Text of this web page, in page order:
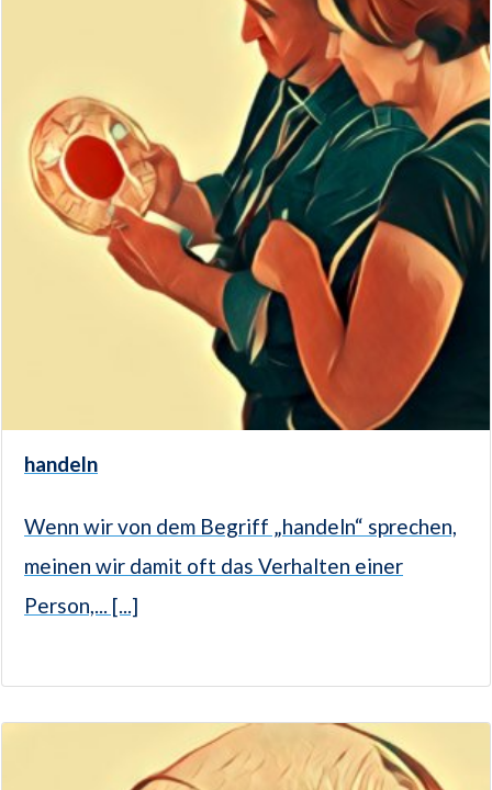
handeln
Wenn wir von dem Begriff „handeln“ sprechen,
meinen wir damit oft das Verhalten einer
Person,... [...]